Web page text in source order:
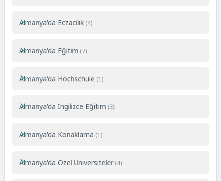
Almanya'da Eczacılık (4)
Almanya'da Eğitim (7)
Almanya'da Hochschule (1)
Almanya'da İngilizce Eğitim (3)
Almanya'da Konaklama (1)
Almanya'da Özel Üniversiteler (4)